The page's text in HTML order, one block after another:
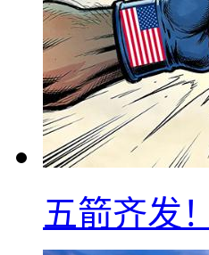
五箭齐发